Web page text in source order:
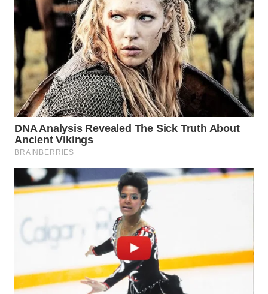
LAWAS
WN
SUMEDANG
WN
CIANJUR
WN
KEPULAUAN
SERIBU
WN
TANGERANG
WN
BINJAI
WN
CIREBON